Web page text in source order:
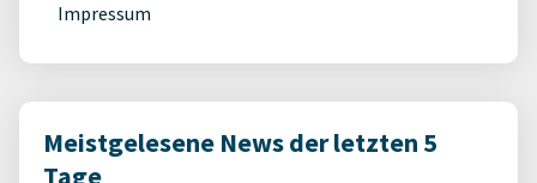
Impressum
Meistgelesene News der letzten 5
Tage